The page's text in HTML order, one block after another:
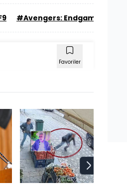
#Avengers: Endgame
Favoriler